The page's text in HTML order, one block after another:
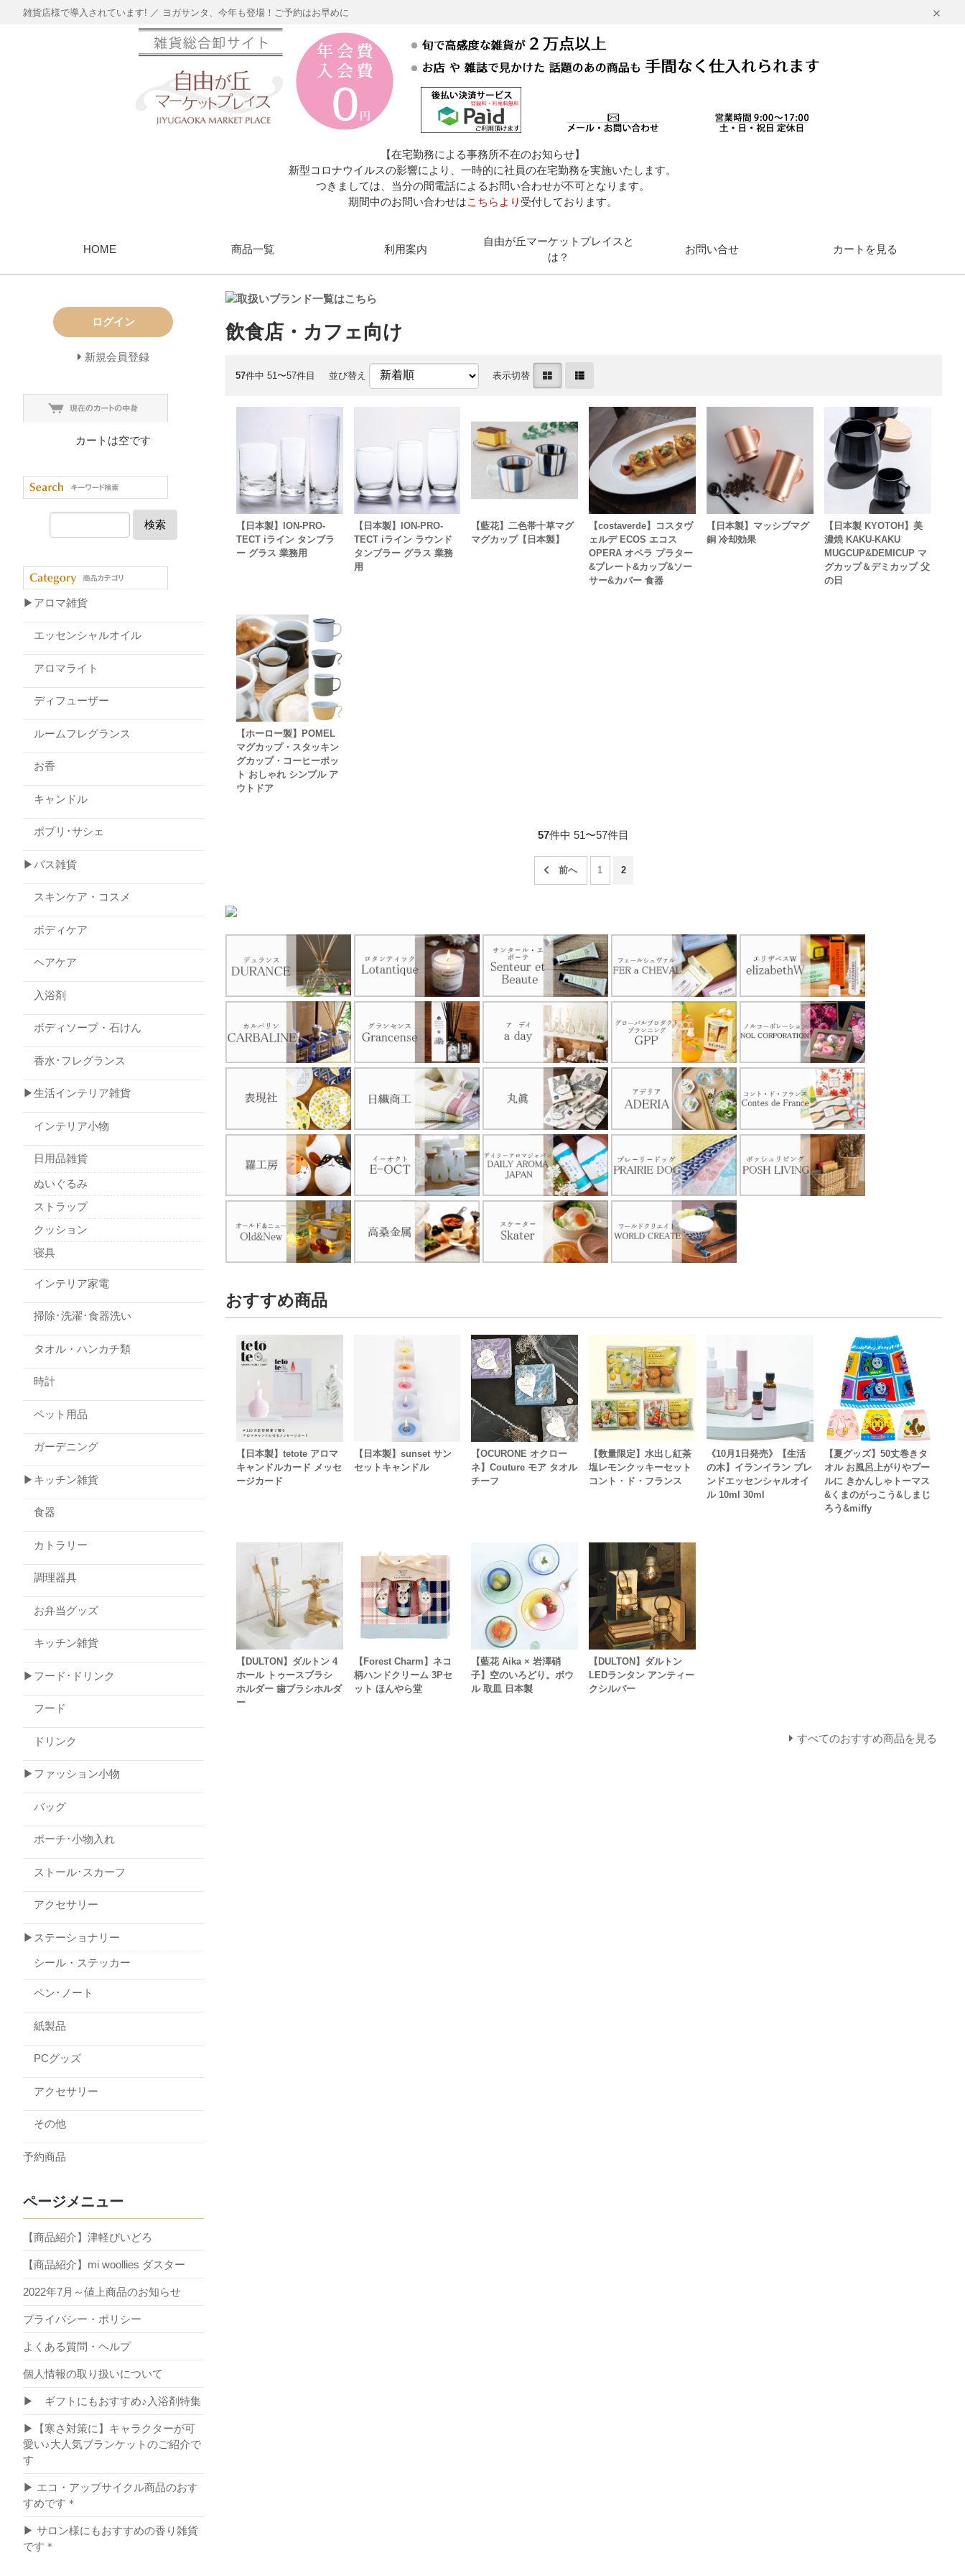
雑貨店様で導入されています! ／ ヨガサンタ、今年も登場！ご予約はお早めに
【在宅勤務による事務所不在のお知らせ】
新型コロナウイルスの影響により、一時的に社員の在宅勤務を実施いたします。
つきましては、当分の間電話によるお問い合わせが不可となります。
期間中のお問い合わせはこちらより 受付しております。
HOME 商品一覧 利用案内
自由が丘マーケットプレイスと
は？
お問い合せ カートを見る
飲食店・カフェ向け
57件中 51〜57件目 並び替え 表示切替
【日本製】ION-PRO-
TECT iライン タンブラ
ー グラス 業務用
【日本製】ION-PRO-
TECT iライン ラウンド
タンブラー グラス 業務
用
【藍花】二色帯十草マグ
マグカップ【日本製】
【costaverde】コスタヴ
ェルデ ECOS エコス
OPERA オペラ プラター
&プレート&カップ&ソー
サー&カバー 食器
【日本製】マッシブマグ
銅 冷却効果
【日本製 KYOTOH】美
濃焼 KAKU-KAKU
MUGCUP&DEMICUP マ
グカップ＆デミカップ 父
の日
【ホーロー製】POMEL
マグカップ・スタッキン
グカップ・コーヒーポッ
ト おしゃれ シンプル ア
ウトドア
57件中 51〜57件目
1 2
おすすめ商品
【日本製】tetote アロマ
キャンドルカード メッセ
ージカード
【日本製】sunset サン
セットキャンドル
【OCURONE オクロー
ネ】Couture モア タオル
チーフ
【数量限定】水出し紅茶
塩レモンクッキーセット
コント・ド・フランス
《10月1日発売》【生活
の木】イランイラン ブレ
ンドエッセンシャルオイ
ル 10ml 30ml
【夏グッズ】50丈巻きタ
オル お風呂上がりやプー
ルに きかんしゃトーマス
&くまのがっこう&しまじ
ろう&miffy
【DULTON】ダルトン 4
ホール トゥースブラシ
ホルダー 歯ブラシホルダ
ー
【Forest Charm】ネコ
柄ハンドクリーム 3Pセ
ット ほんやら堂
【藍花 Aika × 岩澤硝
子】空のいろどり。ボウ
ル 取皿 日本製
【DULTON】ダルトン
LEDランタン アンティー
クシルバー
すべてのおすすめ商品を見る
ログイン
新規会員登録
カートは空です
検索
▶アロマ雑貨
エッセンシャルオイル
アロマライト
ディフューザー
ルームフレグランス
お香
キャンドル
ポプリ･サシェ
▶バス雑貨
スキンケア・コスメ
ボディケア
ヘアケア
入浴剤
ボディソープ・石けん
香水･フレグランス
▶生活インテリア雑貨
インテリア小物
日用品雑貨
ぬいぐるみ
ストラップ
クッション
寝具
インテリア家電
掃除･洗濯･食器洗い
タオル・ハンカチ類
時計
ペット用品
ガーデニング
▶キッチン雑貨
食器
カトラリー
調理器具
お弁当グッズ
キッチン雑貨
▶フード･ドリンク
フード
ドリンク
▶ファッション小物
バッグ
ポーチ･小物入れ
ストール･スカーフ
アクセサリー
▶ステーショナリー
シール・ステッカー
ペン･ノート
紙製品
PCグッズ
アクセサリー
その他
予約商品
ページメニュー
【商品紹介】津軽びいどろ
【商品紹介】mi woollies ダスター
2022年7月～値上商品のお知らせ
プライバシー・ポリシー
よくある質問・ヘルプ
個人情報の取り扱いについて
▶ ギフトにもおすすめ♪入浴剤特集
▶【寒さ対策に】キャラクターが可
愛い♪大人気ブランケットのご紹介で
す
▶ エコ・アップサイクル商品のおす
すめです＊
▶ サロン様にもおすすめの香り雑貨
です＊